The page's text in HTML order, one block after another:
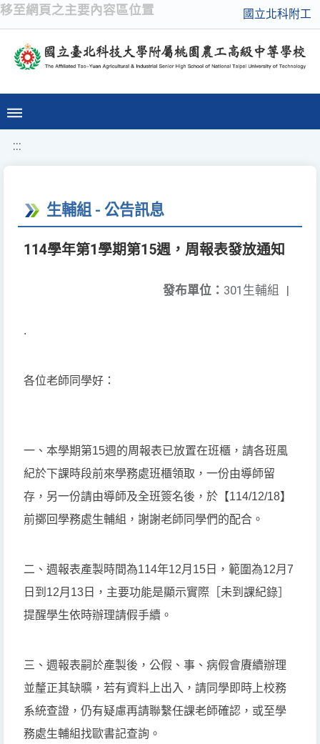
移至網頁之主要內容區位置 國立北科附工
:::
生輔組 - 公告訊息
114學年第1學期第15週，周報表發放通知
發布單位： 301生輔組 |
.
各位老師同學好：
一、本學期第15週的周報表已放置在班櫃，請各班風
紀於下課時段前來學務處班櫃領取，一份由導師留
存，另一份請由導師及全班簽名後，於【114/12/18】
前擲回學務處生輔組，謝謝老師同學們的配合。
二、週報表產製時間為114年12月15日，範圍為12月7
日到12月13日，主要功能是顯示實際［未到課紀錄］
提醒學生依時辦理請假手續。
三、週報表嗣於產製後，公假、事、病假會賡續辦理
並釐正其缺曠，若有資料上出入，請同學即時上校務
系統查證，仍有疑慮再請聯繫任課老師確認，或至學
務處生輔組找歐書記查詢。